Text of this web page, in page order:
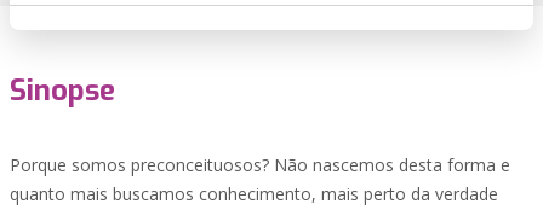
Sinopse
Porque somos preconceituosos? Não nascemos desta forma e
quanto mais buscamos conhecimento, mais perto da verdade